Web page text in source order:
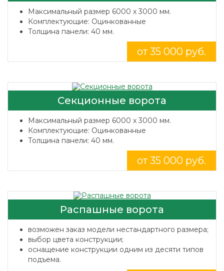
Максимальный размер 6000 x 3000 мм.
Комплектующие: Оцинкованные
Толщина панели: 40 мм.
от 35 000 руб.
Секционные ворота
Максимальный размер 6000 x 3000 мм.
Комплектующие: Оцинкованные
Толщина панели: 40 мм.
от 35 000 руб.
Распашные ворота
возможен заказ модели нестандартного размера;
выбор цвета конструкции;
оснащение конструкции одним из десяти типов
подъема.